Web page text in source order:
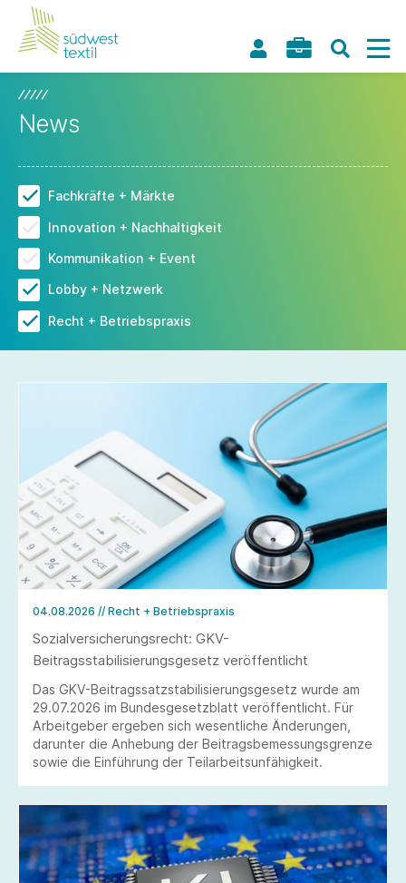
News
Fachkräfte + Märkte
Innovation + Nachhaltigkeit
Kommunikation + Event
Lobby + Netzwerk
Recht + Betriebspraxis
04.08.2026 // Recht + Betriebspraxis
Sozialversicherungsrecht: GKV-
Beitragsstabilisierungsgesetz veröffentlicht
Das GKV-Beitragssatzstabilisierungsgesetz wurde am
29.07.2026 im Bundesgesetzblatt veröffentlicht. Für
Arbeitgeber ergeben sich wesentliche Änderungen,
darunter die Anhebung der Beitragsbemessungsgrenze
sowie die Einführung der Teilarbeitsunfähigkeit.